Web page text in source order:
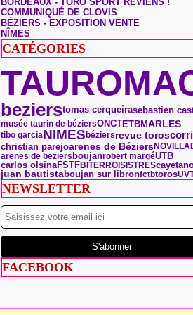
COMMUNIQUÉ DE CLOVIS
BÉZIERS - EXPOSITION VENTE
NÎMES
CATÉGORIES
bezierstomas cerqueirasebastien
musée taurin de béziersONCTETBMARLES
tibo garciaNIMES béziersrevue toros
christian parejoarenes de Béziers
arenes de beziersboujanrobert margéUTB
carlos olsinaFSTFBITERROISISTRES
juan bautistaboujan sur libronfctbtoros
NEWSLETTER
FACEBOOK